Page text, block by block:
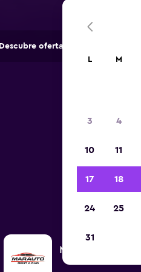
Descubre ofertas de agencias de
Marauto Rent a Car
L M
3 4
10 11
17 18
24 25
31